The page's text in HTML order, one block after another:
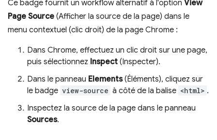
Ce badge fournit un workflow alternatif à l'option View
Page Source (Afficher la source de la page) dans le
menu contextuel (clic droit) de la page Chrome :
Dans Chrome, effectuez un clic droit sur une page,
puis sélectionnez Inspect (Inspecter).
Dans le panneau Elements(Éléments), cliquez sur
le badge view-source à côté de la balise <html> .
Inspectez la source de la page dans le panneau
Sources.